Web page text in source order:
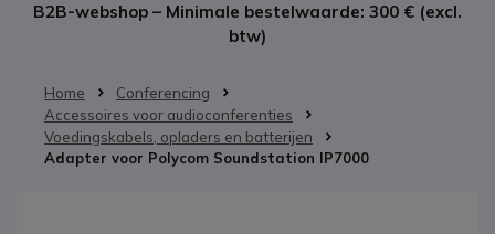
B2B-webshop – Minimale bestelwaarde: 300 € (excl.
btw)
Home
Conferencing
Accessoires voor audioconferenties
Voedingskabels, opladers en batterijen
Adapter voor Polycom Soundstation IP7000